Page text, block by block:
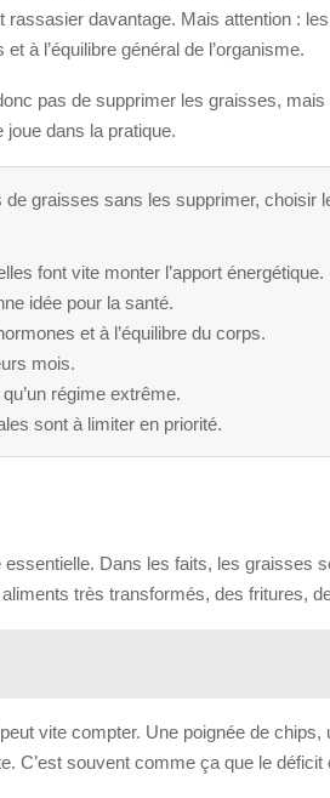
davantage. Mais attention :
à l’équilibre général de l’organisme.
pas de supprimer les graisses,
joue dans la pratique.
graisses sans les supprimer,
font vite monter l’apport énergétique.
idée pour la santé.
et à l’équilibre du corps.
mois.
régime extrême.
sont à limiter en priorité.
Dans les faits, les
très transformés, des fritures,
vite compter. Une poignée de
C’est souvent comme ça que le